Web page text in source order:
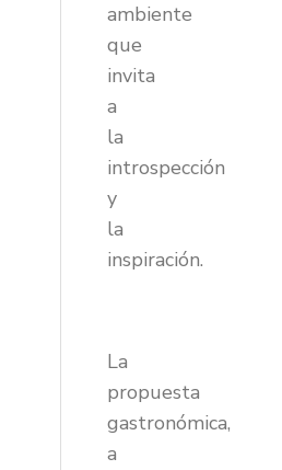
ambiente
que
invita
a
la
introspección
y
la
inspiración.
La
propuesta
gastronómica,
a